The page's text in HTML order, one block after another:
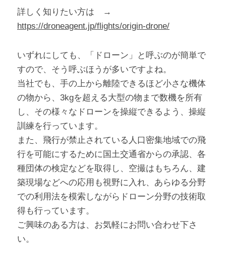
詳しく知りたい方は　→
https://droneagent.jp/flights/origin-drone/
いずれにしても、「ドローン」と呼ぶのが簡単で
すので、そう呼ぶほうが多いですよね。
当社でも、手の上から離陸できるほど小さな機体
の物から、3kgを超える大型の物まで数機を所有
し、その様々なドローンを操縦できるよう、操縦
訓練を行っています。
また、飛行が禁止されている人口密集地域での飛
行を可能にするために国土交通省からの承認、各
種団体の検定などを取得し、空撮はもちろん、建
築現場などへの応用も視野に入れ、あらゆる分野
での利用法を模索しながらドローン分野の技術取
得も行っています。
ご興味のある方は、お気軽にお問い合わせ下さ
い。